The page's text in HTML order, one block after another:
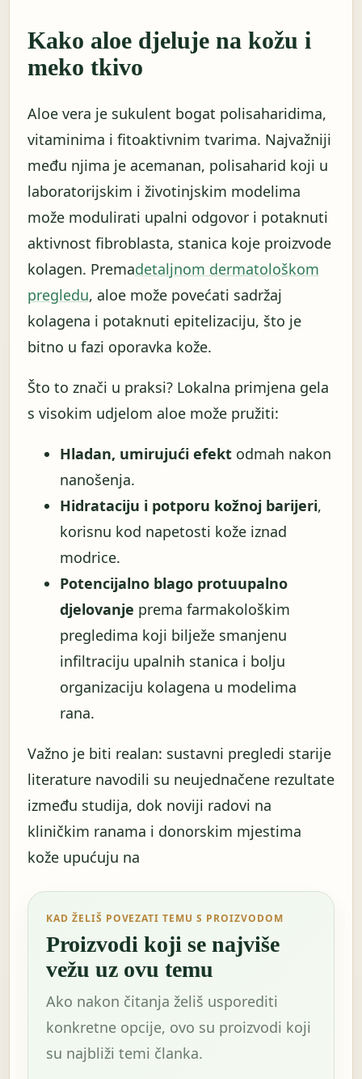
Kako aloe djeluje na kožu i
meko tkivo
Aloe vera je sukulent bogat polisaharidima,
vitaminima i fitoaktivnim tvarima. Najvažniji
među njima je acemanan, polisaharid koji u
laboratorijskim i životinjskim modelima
može modulirati upalni odgovor i potaknuti
aktivnost fibroblasta, stanica koje proizvode
kolagen. Premadetaljnom dermatološkom
pregledu, aloe može povećati sadržaj
kolagena i potaknuti epitelizaciju, što je
bitno u fazi oporavka kože.
Što to znači u praksi? Lokalna primjena gela
s visokim udjelom aloe može pružiti:
Hladan, umirujući efekt odmah nakon
nanošenja.
Hidrataciju i potporu kožnoj barijeri,
korisnu kod napetosti kože iznad
modrice.
Potencijalno blago protuupalno
djelovanje prema farmakološkim
pregledima koji bilježe smanjenu
infiltraciju upalnih stanica i bolju
organizaciju kolagena u modelima
rana.
Važno je biti realan: sustavni pregledi starije
literature navodili su neujednačene rezultate
između studija, dok noviji radovi na
kliničkim ranama i donorskim mjestima
kože upućuju na
KAD ŽELIŠ POVEZATI TEMU S PROIZVODOM
Proizvodi koji se najviše
vežu uz ovu temu
Ako nakon čitanja želiš usporediti
konkretne opcije, ovo su proizvodi koji
su najbliži temi članka.